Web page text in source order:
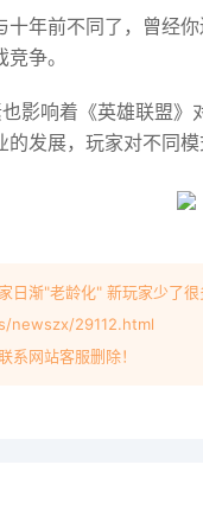
十年前不同了，曾经
争。
影响着《英雄联盟
发展，玩家对不同模
日渐"老龄化" 新玩家少了很
newszx/29112.html
系网站客服删除！